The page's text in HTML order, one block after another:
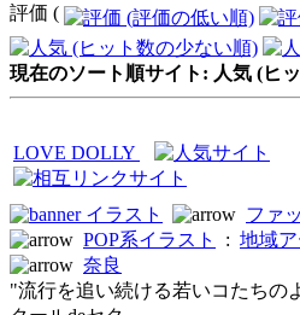
評価 (
現在のソート順サイト: 人気 (ヒ
LOVE DOLLY
イラスト ファ
POP系イラスト
: 地域ア
奈良
"流行を追い続ける若いコたちの